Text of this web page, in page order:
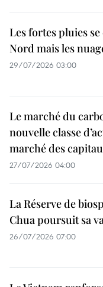
Les fortes pluies
Nord mais les
29/07/2026 03:00
Le marché du
nouvelle classe
marché des
27/07/2026 04:00
La Réserve de
Chua poursuit sa
26/07/2026 07:00